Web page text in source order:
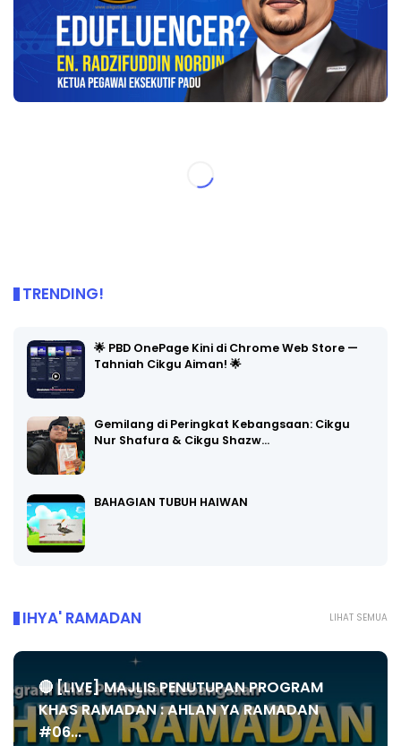
TRENDING!
🌟 PBD OnePage Kini di Chrome Web Store —
Tahniah Cikgu Aiman! 🌟
Gemilang di Peringkat Kebangsaan: Cikgu
Nur Shafura & Cikgu Shazw…
BAHAGIAN TUBUH HAIWAN
LIHAT SEMUA
IHYA' RAMADAN
🔴 [LIVE] MAJLIS PENUTUPAN PROGRAM
KHAS RAMADAN : AHLAN YA RAMADAN
#06...